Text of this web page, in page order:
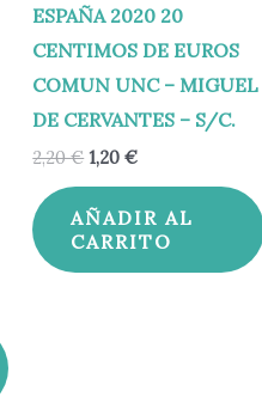
ESPAÑA 2020 20
CENTIMOS DE EUROS
COMUN UNC – MIGUEL
DE CERVANTES – S/C.
2,20€ 1,20€
AÑADIR AL
CARRITO